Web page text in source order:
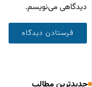
دیدگاهی می‌نویسم.